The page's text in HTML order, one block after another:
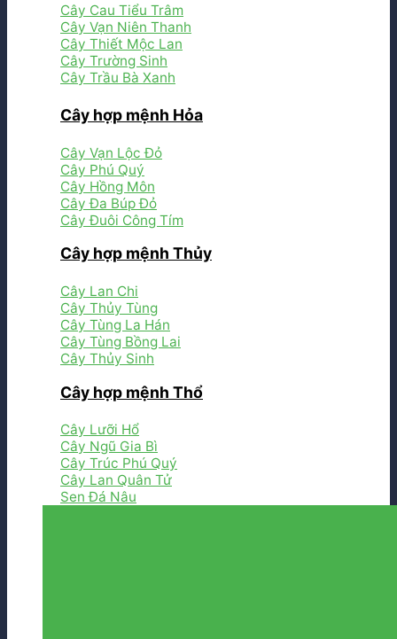
Cây Cau Tiểu Trâm
Cây Vạn Niên Thanh
Cây Thiết Mộc Lan
Cây Trường Sinh
Cây Trầu Bà Xanh
Cây hợp mệnh Hỏa
Cây Vạn Lộc Đỏ
Cây Phú Quý
Cây Hồng Môn
Cây Đa Búp Đỏ
Cây Đuôi Công Tím
Cây hợp mệnh Thủy
Cây Lan Chi
Cây Thủy Tùng
Cây Tùng La Hán
Cây Tùng Bồng Lai
Cây Thủy Sinh
Cây hợp mệnh Thổ
Cây Lưỡi Hổ
Cây Ngũ Gia Bì
Cây Trúc Phú Quý
Cây Lan Quân Tử
Sen Đá Nâu